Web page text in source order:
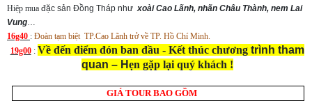
Hiệp mua đặc sản Đồng Tháp như xoài Cao Lãnh, nhãn Châu Thành, nem Lai
Vung
16g40 : Đoàn tạm biệt TP.Cao Lãnh trở về TP. Hồ Chí Minh.
19g00: Về đến điểm đón ban đầu - Kết thúc chươngtrình tham
quan – Hẹn gặp lại quý khách !
GIÁ TOUR BAO GỒM